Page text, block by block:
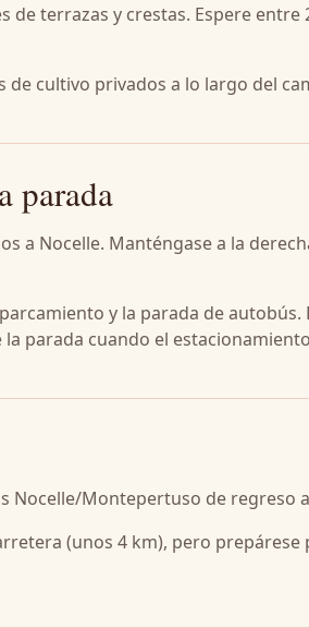
de terrazas y crestas. Espere
cultivo privados a lo largo del
parada
a Nocelle. Manténgase a la
y la parada de
parada cuando el
Nocelle/Montepertuso de regreso
(unos 4 km), pero